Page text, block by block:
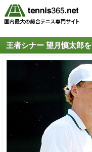
王者シナー 望月慎太郎を